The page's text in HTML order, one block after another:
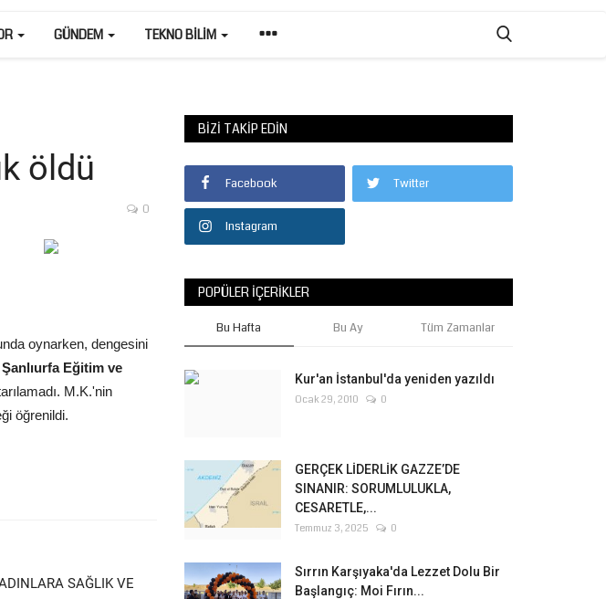
GÜNDEM TEKNO BILIM
öldü
0
oynarken, dengesini
Eğitim ve
M.K.'nin
öğrenildi.
SAĞLIK VE
BIZI TAKIP EDIN
Facebook Twitter
Instagram
POPÜLER İÇERIKLER
Bu Hafta Bu Ay Tüm Zamanlar
Kur'an İstanbul'da yeniden yazıldı
Ocak 29, 2010 0
GERÇEK LİDERLİK GAZZE’DE
SINANIR: SORUMLULUKLA,
CESARETLE,...
Temmuz 3, 2025 0
Sırrın Karşıyaka'da Lezzet Dolu Bir
Başlangıç: Moi Fırın...